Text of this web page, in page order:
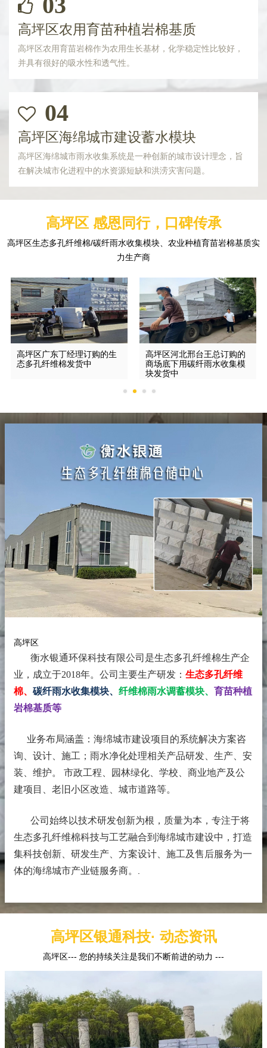
高坪区农用育苗种植岩棉基质
高坪区农用育苗岩棉作为农用生长基材，化学稳定性比较好，
并具有很好的吸水性和透气性。
04
高坪区海绵城市建设蓄水模块
高坪区海绵城市雨水收集系统是一种创新的城市设计理念，旨
在解决城市化进程中的水资源短缺和洪涝灾害问题。
高坪区 感恩同行，口碑传承
高坪区生态多孔纤维棉/碳纤雨水收集模块、农业种植育苗岩棉基质实
力生产商
高坪区广东丁经理订购的生
态多孔纤维棉发货中
高坪区河北邢台王总订购的
商场底下用碳纤雨水收集模
块发货中
高坪区
衡水银通环保科技有限公司是生态多孔纤维棉生产企
业，成立于2018年。 公司主要生产研发： 生态多孔纤维
棉、 碳纤雨水收集模块、 纤维棉雨水调蓄模块、 育苗种植
岩棉基质等
业务布局涵盖：海绵城市建设项目的系统解决方案咨
询、设计、施工；雨水净化处理相关产品研发、生产、安
装、维护。 市政工程、园林绿化、学校、商业地产及公
建项目、老旧小区改造、城市道路等。
公司始终以技术研发创新为根，质量为本，专注于将
生态多孔纤维棉科技与工艺融合到海绵城市建设中，打造
集科技创新、研发生产、方案设计、施工及售后服务为一
体的海绵城市产业链服务商。
高坪区银通科技· 动态资讯
高坪区--- 您的持续关注是我们不断前进的动力 ---